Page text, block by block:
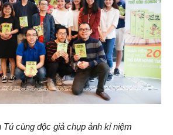
Tú cùng độc giả chụp ảnh kỉ niệm